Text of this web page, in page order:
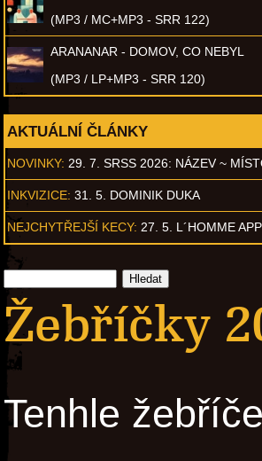
(MP3 / MC+MP3 - SRR 122)
ARANANAR - DOMOV, CO NEBYL
(MP3 / LP+MP3 - SRR 120)
AKTUÁLNÍ ČLÁNKY
NOVINKY: 29. 7. SRSS 2026: NÁZEV ~
INKVIZICE: 31. 5. DOMINIK DUKA
NEJCHYTŘEJŠÍ KECY: 27. 5. L´HOMME
Žebříčky
Tenhle